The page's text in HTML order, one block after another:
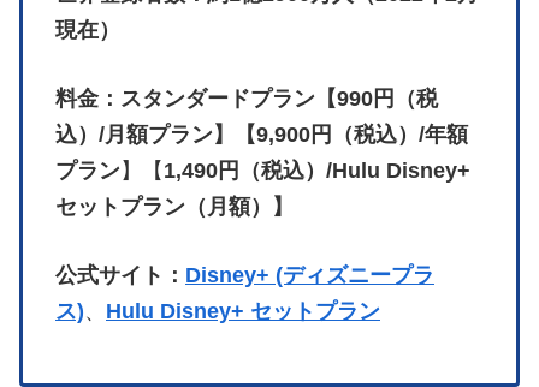
現在）
料金：スタンダードプラン【990円（税
込）/月額プラン】【9,900円（税込）/年額
プラン】【 1,490円（税込）/Hulu Disney+
セットプラン（月額）】
公式サイト： Disney+ (ディズニープラ
ス)、 Hulu Disney+ セットプラン